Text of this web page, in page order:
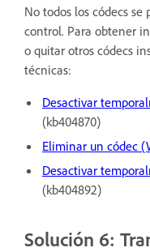
No todos los códecs
control. Para obtener
o quitar otros códecs
técnicas:
Desactivar
(kb404870)
Eliminar un códec
Desactivar
(kb404892)
Solución 6: